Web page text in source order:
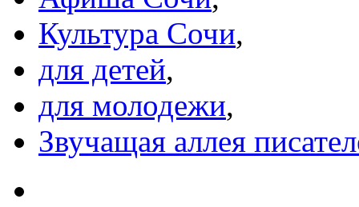
Культура Сочи,
для детей,
для молодежи,
Звучащая аллея